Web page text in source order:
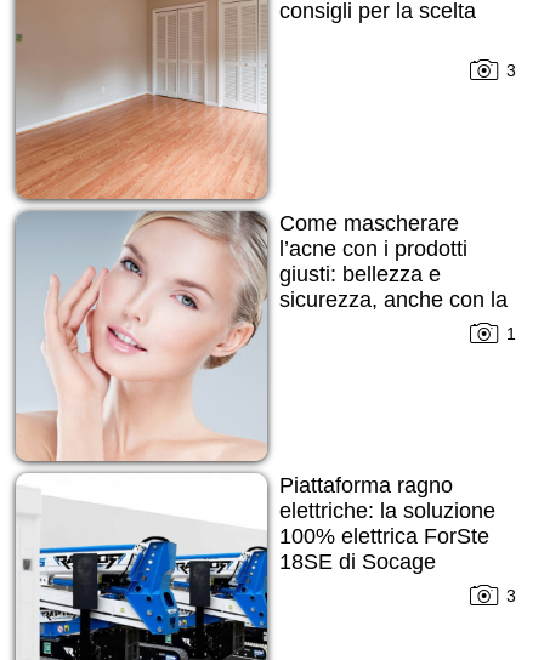
consigli per la scelta
3
Come mascherare
l’acne con i prodotti
giusti: bellezza e
sicurezza, anche con la
1
Piattaforma ragno
elettriche: la soluzione
100% elettrica ForSte
18SE di Socage
3